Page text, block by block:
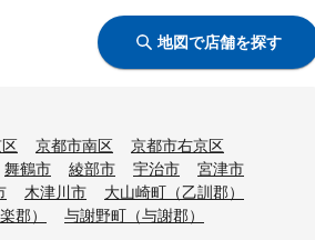
地図で店舗を探す
京都市南区
京都市右京区
舞鶴市 綾部市 宇治市
宮津市
木津川市
大山崎町（乙訓郡）
郡） 与謝野町（与謝郡）